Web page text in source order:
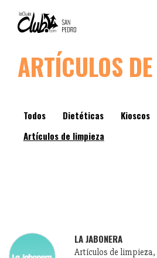
contenido
ARTÍCULOS
Todos Dietéticas Kioscos
Artículos de limpieza
LA JABONERA
Artículos de